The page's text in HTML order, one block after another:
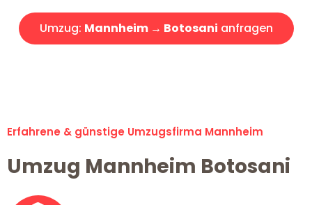
Umzug: Mannheim → Botosani anfragen
Erfahrene & günstige Umzugsfirma Mannheim
Umzug Mannheim Botosani